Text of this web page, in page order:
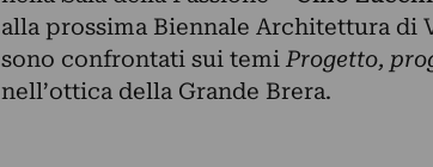
alla prossima Biennale Architettura di
sono confrontati sui temi Progetto,
nell’ottica della Grande Brera.